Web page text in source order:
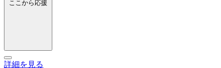
ここから応援
詳細を見る